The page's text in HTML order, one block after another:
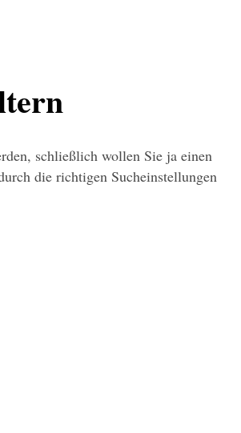
schließlich wollen Sie ja einen
die richtigen Sucheinstellungen